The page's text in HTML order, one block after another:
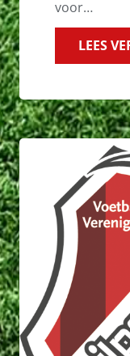
voor…
LEES